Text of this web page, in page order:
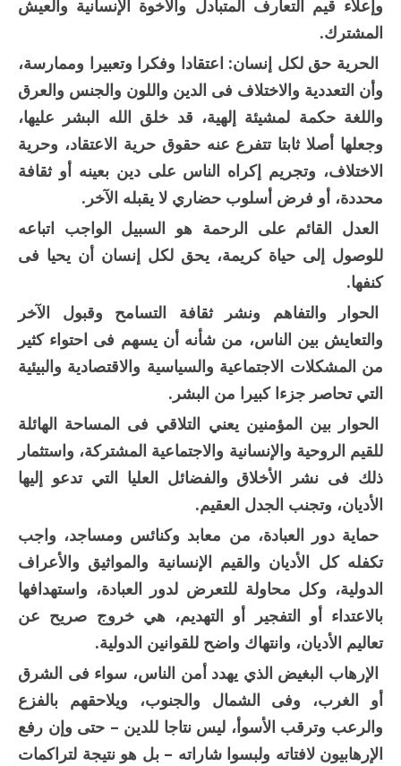
وإعلاء قيم التعارف المتبادل والأخوة الإنسانية والعيش
المشترك.
الحرية حق لكل إنسان: اعتقادا وفكرا وتعبيرا وممارسة،
وأن التعددية والاختلاف فى الدين واللون والجنس والعرق
واللغة حكمة لمشيئة إلهية، قد خلق الله البشر عليها،
وجعلها أصلا ثابتا تتفرع عنه حقوق حرية الاعتقاد، وحرية
الاختلاف، وتجريم إكراه الناس على دين بعينه أو ثقافة
محددة، أو فرض أسلوب حضاري لا يقبله الآخر.
العدل القائم على الرحمة هو السبيل الواجب اتباعه
للوصول إلى حياة كريمة، يحق لكل إنسان أن يحيا فى
كنفها.
الحوار والتفاهم ونشر ثقافة التسامح وقبول الآخر
والتعايش بين الناس، من شأنه أن يسهم فى احتواء كثير
من المشكلات الاجتماعية والسياسية والاقتصادية والبيئية
التي تحاصر جزءا كبيرا من البشر.
الحوار بين المؤمنين يعني التلاقي فى المساحة الهائلة
للقيم الروحية والإنسانية والاجتماعية المشتركة، واستثمار
ذلك فى نشر الأخلاق والفضائل العليا التي تدعو إليها
الأديان، وتجنب الجدل العقيم.
حماية دور العبادة، من معابد وكنائس ومساجد، واجب
تكفله كل الأديان والقيم الإنسانية والمواثيق والأعراف
الدولية، وكل محاولة للتعرض لدور العبادة، واستهدافها
بالاعتداء أو التفجير أو التهديم، هي خروج صريح عن
تعاليم الأديان، وانتهاك واضح للقوانين الدولية.
الإرهاب البغيض الذي يهدد أمن الناس، سواء فى الشرق
أو الغرب، وفى الشمال والجنوب، ويلاحقهم بالفزع
والرعب وترقب الأسوأ، ليس نتاجا للدين – حتى وإن رفع
الإرهابيون لافتاته ولبسوا شاراته – بل هو نتيجة لتراكمات